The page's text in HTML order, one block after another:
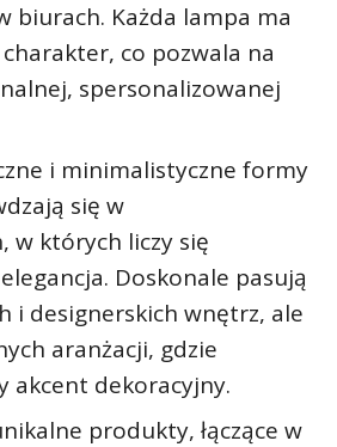
biurach. Każda lampa ma
co pozwala na
spersonalizowanej
i minimalistyczne formy
się w
w których liczy się
Doskonale pasują
i designerskich wnętrz, ale
aranżacji, gdzie
akcent dekoracyjny.
produkty, łączące w